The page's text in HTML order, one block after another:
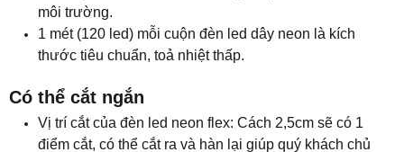
môi trường.
1 mét (120 led) mỗi cuộn đèn led dây neon là kích
thước tiêu chuẩn, toả nhiệt thấp.
Có thể cắt ngắn
Vị trí cắt của đèn led neon flex: Cách 2,5cm sẽ có 1
điểm cắt, có thể cắt ra và hàn lại giúp quý khách chủ